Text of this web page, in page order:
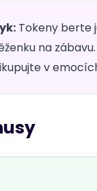
Tokeny berte
na
v